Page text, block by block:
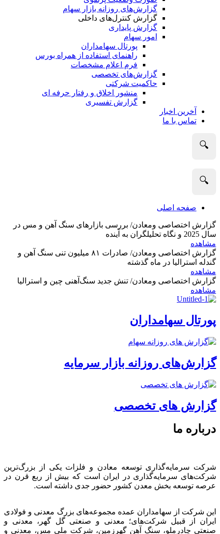
گزارش‌های روزانه بازار سهام
گزارش کنترل‌های داخلی
گزارش پایداری
امور سهام
پورتال سهامداران
راهنمای استفاده از همراه بورس
فرم اعلام مشخصات
گزارش‌های تخصصی
حاکمیت شرکتی
منشور اخلاق و رفتار حرفه­ ای
گزارش تفسیری
آخرین اخبار
تماس با ما
🔍
🔍
صفحه اصلی
گزارش اختصاصی ومعادن/ بررسی بازارهای سنگ آهن و مس در
سال 2025 و نگاه تحلیلگران به آینده
مشاهده
گزارش اختصاصی ومعادن/ صادرات ۸۱ میلیون تنی سنگ آهن و
گندله استرالیا در ماه گذشته
مشاهده
گزارش اختصاصی ومعادن/ تنش جدید سنگ‌آهنی چین و استرالیا
مشاهده
پورتال سهامداران
گزارش‌های روزانه بازار سرمایه
گزارش های تخصصی
درباره ما
شرکت سرمایه‌گذاری توسعه معادن و فلزات یکی از بزرگ‌ترین
شرکت‌های سرمایه‌گذاری در ایران است که بیش از ربع قرن در
عرصه توسعه بخش معدن کشور حضور جدی داشته است.
این شرکت از سهامداران عمده مجموعه‌های بزرگ معدنی و فولادی
ایران از قبیل شرکت‌های؛ معدنی و صنعتی گل گهر، معدنی و
صنعتی چادرملو، سنگ آهن گهرزمین، شرکت ملی مس، معدنی و